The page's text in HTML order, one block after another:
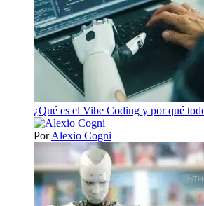
¿Qué es el Vibe Coding y por qué
Por Alexio Cogni